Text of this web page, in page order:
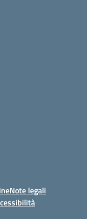
Note legali